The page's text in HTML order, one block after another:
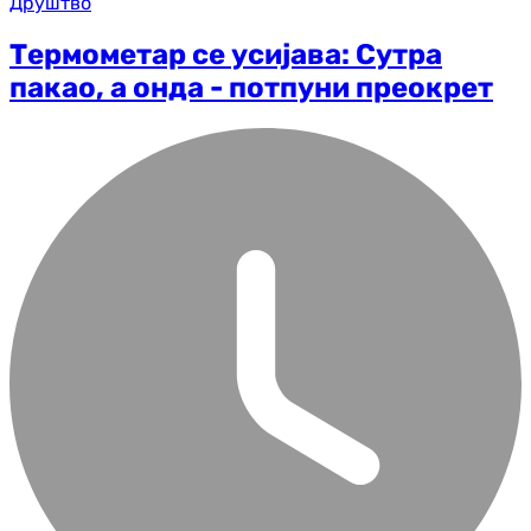
Термометар се усијава: Сутра
пакао, а онда - потпуни преокрет